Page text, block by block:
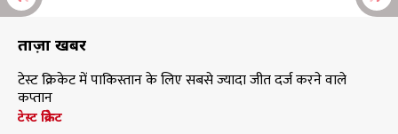
ताज़ा खबरें
टेस्ट क्रिकेट में पाकिस्तान के लिए सबसे ज्यादा जीत दर्ज करने वाले
कप्तान
टेस्ट क्रिकेट